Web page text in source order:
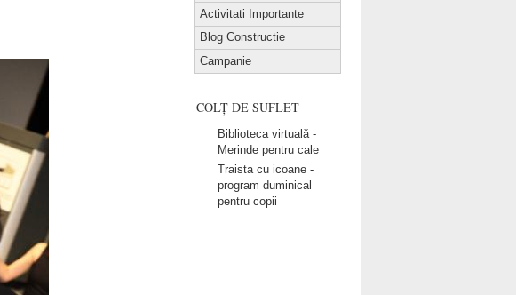
Activitati Importante
Blog Constructie
Campanie
COLȚ DE SUFLET
Biblioteca virtuală -
Merinde pentru cale
Traista cu icoane -
program duminical
pentru copii